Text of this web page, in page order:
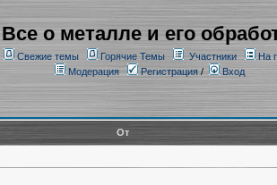
Все о металле и его
Свежие темы Горячие Темы Участники
На
Модерация
Регистрация/ Вход
От